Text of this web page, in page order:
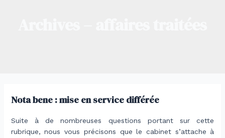
Nota bene : mise en service différée
Suite à de nombreuses questions portant sur cette
rubrique, nous vous précisons que le cabinet s’attache à